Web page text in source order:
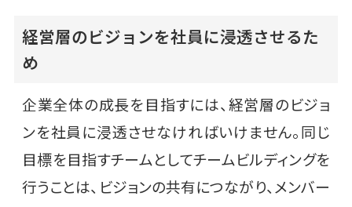
経営層のビジョンを社員に浸透させるた
め
企業全体の成長を目指すには、経営層のビジョ
ンを社員に浸透させなければいけません。同じ
目標を目指すチームとしてチームビルディングを
行うことは、ビジョンの共有につながり、メンバー